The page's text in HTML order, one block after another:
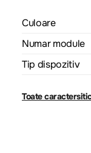
Culoare
Numar module
Tip dispozitiv
Toate